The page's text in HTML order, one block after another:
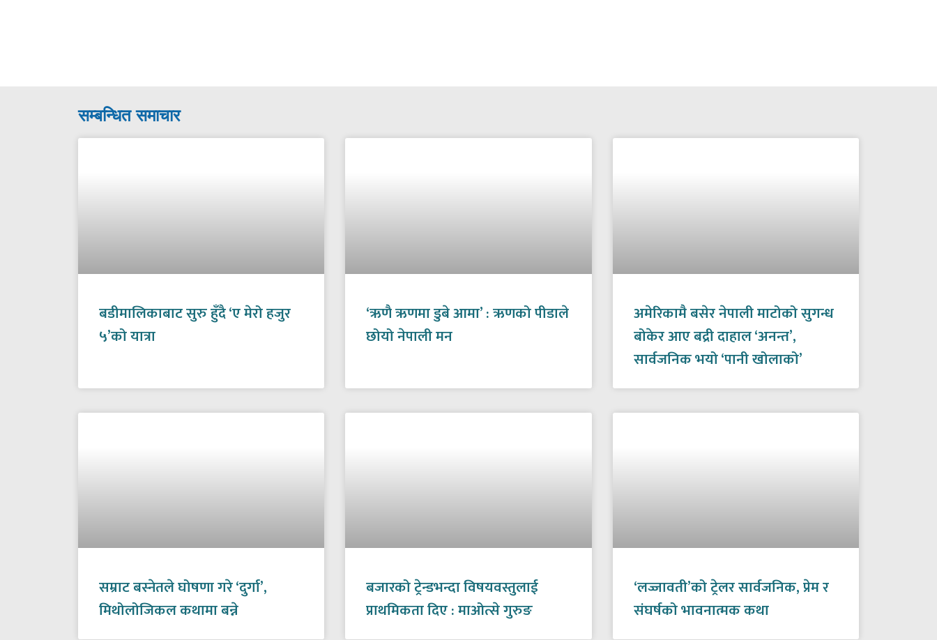
सम्बन्धित समाचार
बडीमालिकाबाट सुरु हुँदै ‘ए मेरो हजुर
५’को यात्रा
‘ऋणै ऋणमा डुबे आमा’ : ऋणको पीडाले
छोयो नेपाली मन
अमेरिकामै बसेर नेपाली माटोको सुगन्ध
बोकेर आए बद्री दाहाल ‘अनन्त’,
सार्वजनिक भयो ‘पानी खोलाको’
सम्राट बस्नेतले घोषणा गरे ‘दुर्गा’,
मिथोलोजिकल कथामा बन्ने
बजारको ट्रेन्डभन्दा विषयवस्तुलाई
प्राथमिकता दिए : माओत्से गुरुङ
‘लज्जावती’को ट्रेलर सार्वजनिक, प्रेम र
संघर्षको भावनात्मक कथा